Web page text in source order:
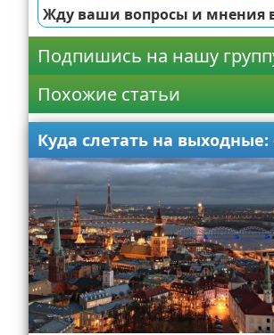
Жду ваши вопросы и мнения
Подпишись на нашу
Похожие статьи
Куда слетать на